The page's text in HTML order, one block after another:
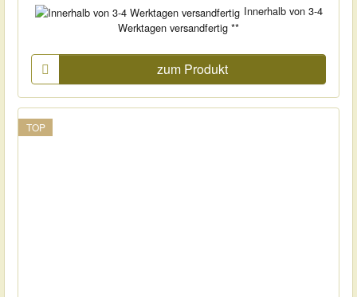
Innerhalb von 3-4
Werktagen versandfertig **
zum Produkt
TOP